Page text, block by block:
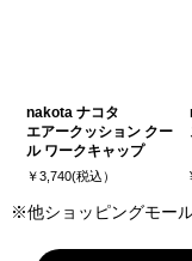
nakota ナコタ
エアークッション クー
ル ワークキャップ
￥3,740(税込）
※他ショッピングモー